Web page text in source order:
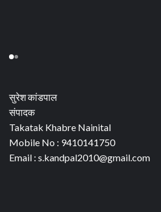
सुरेश कांडपाल
संपादक
Takatak Khabre Nainital
Mobile No : 9410141750
Email : s.kandpal2010@gmail.com